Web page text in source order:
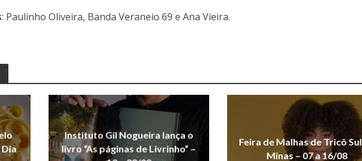
: Paulinho Oliveira, Banda Veraneio 69 e Ana Vieira.
Instituto Gil Nogueira lança o
livro “As páginas de Livrinho” –
Feira de Malhas de Tricô
Minas – 07 a 16/08